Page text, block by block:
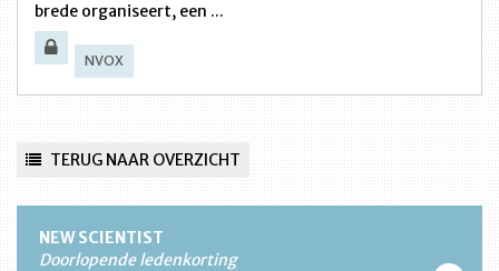
brede organiseert, een ...
NVOX
TERUG NAAR OVERZICHT
NEW SCIENTIST
Doorlopende ledenkorting